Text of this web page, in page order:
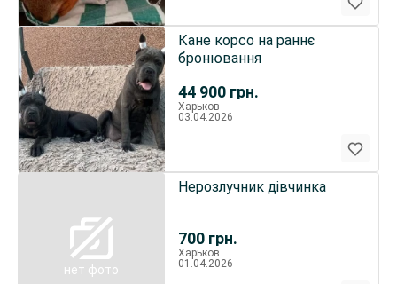
44 900 грн.
Кане корсо на раннє
бронювання
Харьков
03.04.2026
нет фото
700 грн.
Нерозлучник дівчинка
Харьков
01.04.2026